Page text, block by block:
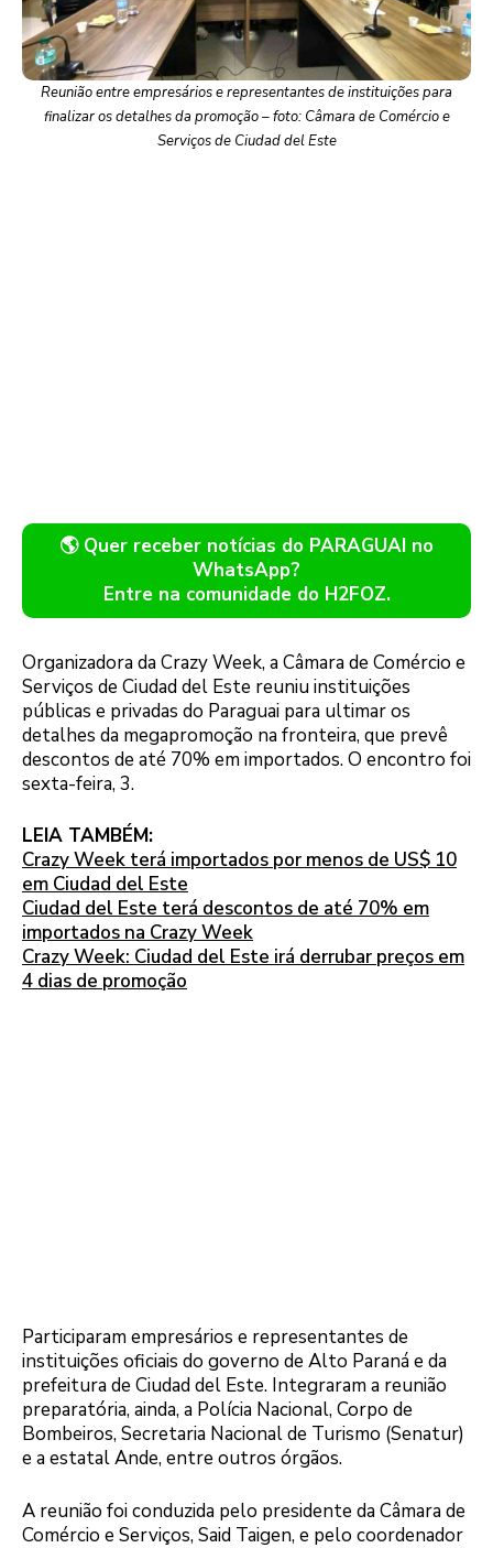
Reunião entre empresários e representantes de instituições para
finalizar os detalhes da promoção – foto: Câmara de Comércio e
Serviços de Ciudad del Este
🌎 Quer receber notícias do PARAGUAI no
WhatsApp?
Entre na comunidade do H2FOZ.
Organizadora da Crazy Week, a Câmara de Comércio e
Serviços de Ciudad del Este reuniu instituições
públicas e privadas do Paraguai para ultimar os
detalhes da megapromoção na fronteira, que prevê
descontos de até 70% em importados. O encontro foi
sexta-feira, 3.
LEIA TAMBÉM:
Crazy Week terá importados por menos de US$ 10
em Ciudad del Este
Ciudad del Este terá descontos de até 70% em
importados na Crazy Week
Crazy Week: Ciudad del Este irá derrubar preços em
4 dias de promoção
Participaram empresários e representantes de
instituições oficiais do governo de Alto Paraná e da
prefeitura de Ciudad del Este. Integraram a reunião
preparatória, ainda, a Polícia Nacional, Corpo de
Bombeiros, Secretaria Nacional de Turismo (Senatur)
e a estatal Ande, entre outros órgãos.
A reunião foi conduzida pelo presidente da Câmara de
Comércio e Serviços, Said Taigen, e pelo coordenador